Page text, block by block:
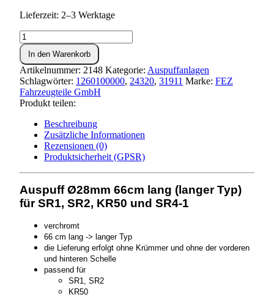
Lieferzeit: 2–3 Werktage
Auspuff
Ø28mm
-
66cm
lang
(langer
Typ)
SR1,SR2,KR50,SR4-
Menge
In den Warenkorb
Artikelnummer: 2148 Kategorie: Auspuffanlagen
Schlagwörter: 1260100000, 24320, 31911 Marke: FEZ
Fahrzeugteile GmbH
Produkt teilen:
Beschreibung
Zusätzliche Informationen
Rezensionen (0)
Produktsicherheit (GPSR)
Auspuff Ø28mm 66cm lang (langer Typ)
für SR1, SR2, KR50 und SR4-1
verchromt
66 cm lang -> langer Typ
die Lieferung erfolgt ohne Krümmer und ohne der vorderen
und hinteren Schelle
passend für
SR1, SR2
KR50